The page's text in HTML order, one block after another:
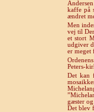
kaffe på
ændret
Men
vej til
et stort
udgiver
er meget
Peters-
Det kan
gæster
Det blev